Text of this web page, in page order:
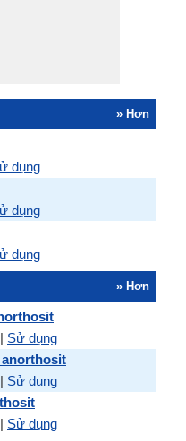
» Hơn
dụng
dụng
dụng
» Hơn
| Sử dụng
anorthosit
| Sử dụng
| Sử dụng